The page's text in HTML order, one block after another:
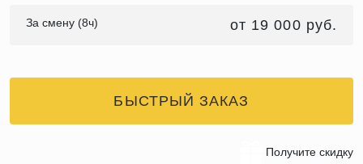
За смену (8ч) от 19 000 руб.
БЫСТРЫЙ ЗАКАЗ
Получите скидку